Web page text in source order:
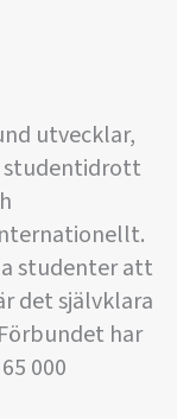
utvecklar,
studentidrott
studenter att
det självklara
har
000